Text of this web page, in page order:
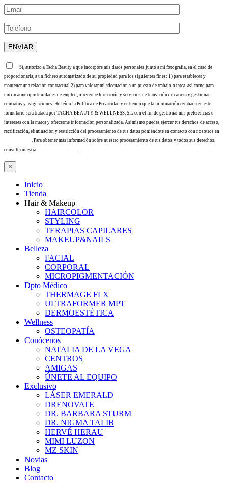
Sí, autorizo a Tacha Beauty a que incorpore mis datos personales junto a mi fotografía, en el caso de
proporcionarla, a un fichero automatizado de su propiedad para los siguientes fines: 1) para establecer y
mantener una relación contractual 2) para valorar mi adecuación a un puesto de trabajo o tarea, así como para
notificarme oportunidades de empleo, ofrecerme formación y servicios de transición de carrera y gestionar
contratos y asignaciones. He leído la Política de Privacidad y entiendo que la información recabada en este
formulario será tratada por TACHA BEAUTY & WELLNESS, S.L con el fin de gestionar mis preferencias e
intereses con la marca y ofrecerme información personalizada. Asimismo puedes ejercer tus derechos de acceso,
rectificación, eliminación y restricción del procesamiento de tus datos poniéndote en contacto con nosotros en
. Para obtener más información sobre nuestro procesamiento de tus datos y todos sus derechos,
consulta nuestra
.
×
Inicio
Tienda
Hair & Makeup
HAIRCOLOR
STYLING
TERAPIAS CAPILARES
MAKEUP&NAILS
Belleza
FACIAL
CORPORAL
MICROPIGMENTACIÓN
Dpto Médico
THERMAGE FLX
ULTRAFORMER MPT
DERMOESTÉTICA
Wellness
OSTEOPATÍA
Conócenos
NATALIA DE LA VEGA
CENTROS
AMIGAS
ÚNETE AL EQUIPO
Exclusivo
LÁSER EMERALD
DRENOVATE
DR. BARBARA STURM
DR. NIGMA TALIB
HERVÉ HERAU
MIMI LUZON
MZ SKIN
Novias
Blog
Contacto